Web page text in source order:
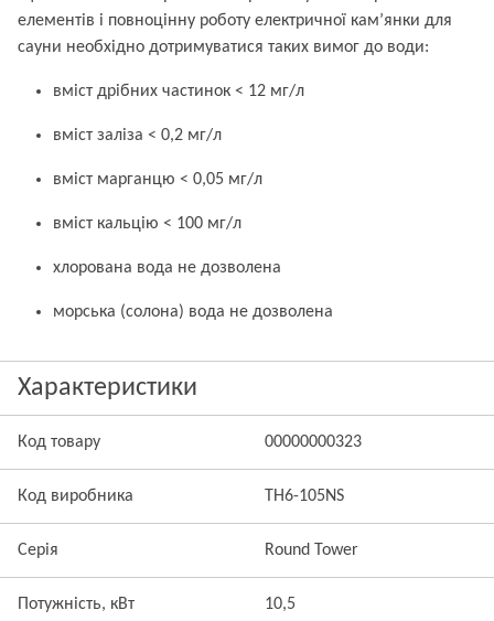
елементів і повноцінну роботу електричної кам’янки для
сауни необхідно дотримуватися таких вимог до води:
вміст дрібних частинок < 12 мг/л
вміст заліза < 0,2 мг/л
вміст марганцю < 0,05 мг/л
вміст кальцію < 100 мг/л
хлорована вода не дозволена
морська (солона) вода не дозволена
Характеристики
Код товару 00000000323
Код виробника TH6-105NS
Серія Round Tower
Потужність, кВт 10,5